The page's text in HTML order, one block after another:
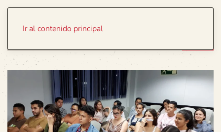
Ir al contenido principal